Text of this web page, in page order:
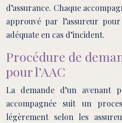
d’assurance. Chaque
approuvé par l’assureur
adéquate en cas d’incident.
Procédure de
pour l’AAC
La demande d’un avenant
accompagnée suit un
légèrement selon les